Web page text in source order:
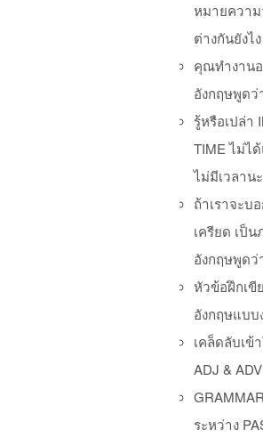
หมายความ
ต่างกันยังไง
คุณทำงาน
อังกฤษพูดว่
รู้หรือเปล่า
TIME ไม่ไ
ไม่มีเวลานะ
ถ้าเราจะบ
เครียด เป็น
อังกฤษพูดว่
หัวข้อฝึกเขี
อังกฤษแบบ
เคล็ดลับเข้
ADJ & ADV
ระหว่าง